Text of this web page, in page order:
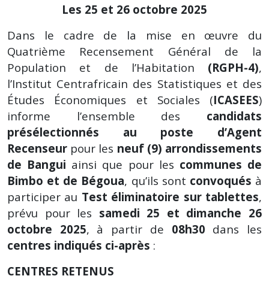
Les 25 et 26 octobre 2025
Dans le cadre de la mise en œuvre du
Quatrième Recensement Général de la
Population et de l’Habitation (RGPH-4),
l’Institut Centrafricain des Statistiques et des
Études Économiques et Sociales (ICASEES)
informe l’ensemble des candidats
présélectionnés au poste d’Agent
Recenseur pour les neuf (9) arrondissements
de Bangui ainsi que pour les communes de
Bimbo et de Bégoua, qu’ils sont convoqués à
participer au Test éliminatoire sur tablettes,
prévu pour les samedi 25 et dimanche 26
octobre 2025, à partir de 08h30 dans les
centres indiqués ci-après :
CENTRES RETENUS